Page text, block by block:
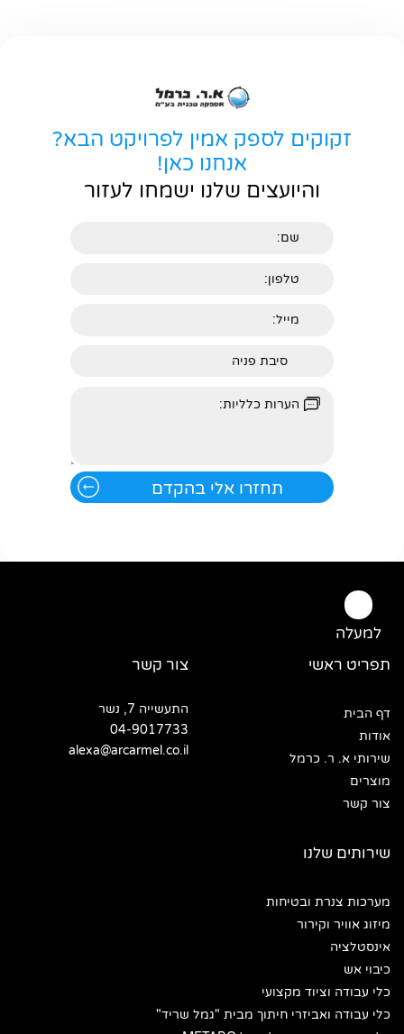
זקוקים לספק אמין לפרויקט הבא?
אנחנו כאן!
והיועצים שלנו ישמחו לעזור
למעלה
תפריט ראשי
דף הבית
אודות
שירותי א. ר. כרמל
מוצרים
צור קשר
שירותים שלנו
מערכות צנרת ובטיחות
מיזוג אוויר וקירור
אינסטלציה
כיבוי אש
כלי עבודה וציוד מקצועי
כלי עבודה ואביזרי חיתוך מבית "גמל שריד"
צור קשר
התעשייה 7, נשר
04-9017733
alexa@arcarmel.co.il